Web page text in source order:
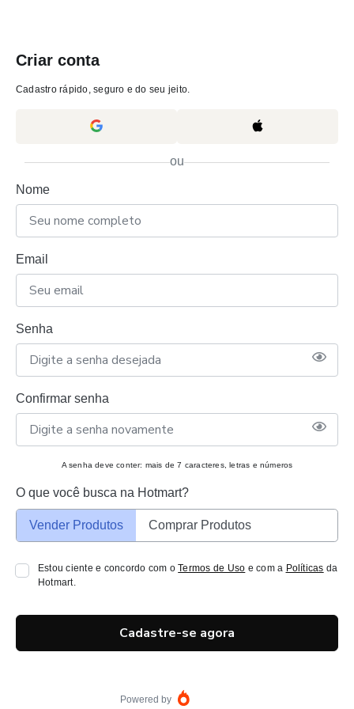
Criar conta
Cadastro rápido, seguro e do seu jeito.
ou
Nome
Email
Senha
Confirmar senha
A senha deve conter: mais de 7 caracteres, letras e números
O que você busca na Hotmart?
Vender Produtos Comprar Produtos
Estou ciente e concordo com oTermos de Uso e com a Políticas da
Hotmart.
Cadastre-se agora
Powered by